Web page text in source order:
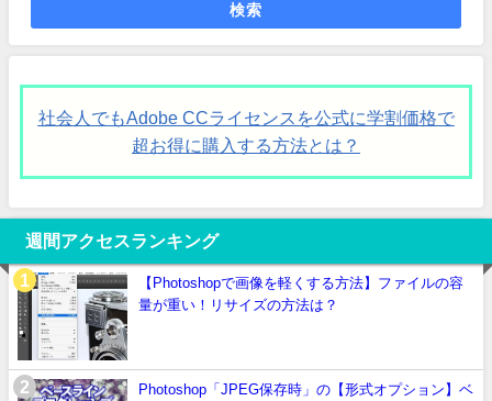
検索
社会人でもAdobe CCライセンスを公式に学割価格で
超お得に購入する方法とは？
週間アクセスランキング
【Photoshopで画像を軽くする方法】ファイルの容
量が重い！リサイズの方法は？
Photoshop「JPEG保存時」の【形式オプション】ベ